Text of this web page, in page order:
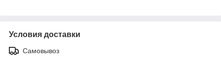
Условия доставки
Самовывоз